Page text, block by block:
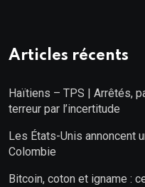
Articles récents
Haïtiens – TPS | Arrêtés,
terreur par l’incertitude
Les États-Unis annoncent
Colombie
Bitcoin, coton et igname :